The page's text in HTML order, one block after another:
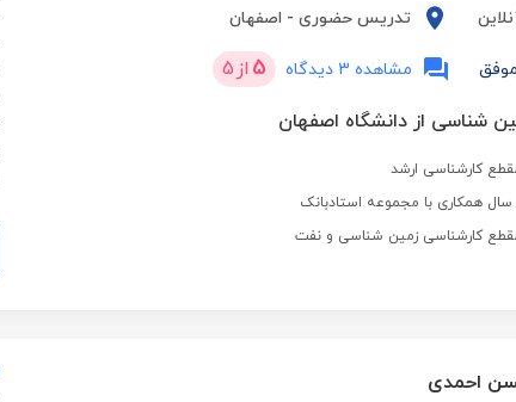
تدریس حضوری - اصفهان
مشاهده 3 دیدگاه 5 از 5
شناسی از دانشگاه اصفهان
کارشناسی ارشد
همکاری با مجموعه استادبانک
کارشناسی زمین شناسی و نفت
احمدی